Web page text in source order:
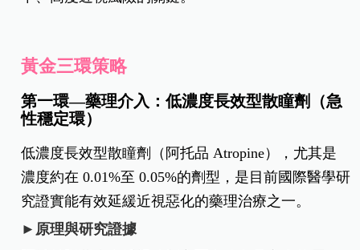
黃金三環策略
第一環—藥理介入：低濃度長效型散瞳劑（急
性穩定環）
低濃度長效型散瞳劑（阿托品 Atropine），尤其是
濃度約在 0.01%至 0.05%的劑型，是目前國際醫學研
究證實能有效延緩近視惡化的藥理治療之一。
►原理與研究證據